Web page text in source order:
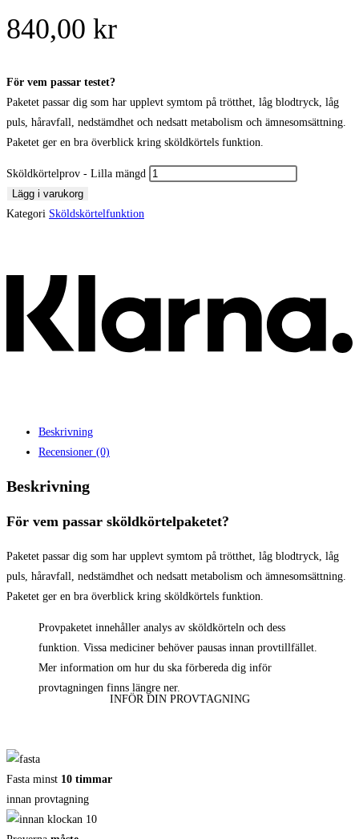
840,00 kr
För vem passar testet?
Paketet passar dig som har upplevt symtom på trötthet, låg blodtryck, låg
puls, håravfall, nedstämdhet och nedsatt metabolism och ämnesomsättning.
Paketet ger en bra överblick kring sköldkörtels funktion.
Sköldkörtelprov - Lilla mängd
Lägg i varukorg
Kategori Sköldskörtelfunktion
Beskrivning
Recensioner (0)
Beskrivning
För vem passar sköldkörtelpaketet?
Paketet passar dig som har upplevt symtom på trötthet, låg blodtryck, låg
puls, håravfall, nedstämdhet och nedsatt metabolism och ämnesomsättning.
Paketet ger en bra överblick kring sköldkörtels funktion.
Provpaketet innehåller analys av sköldkörteln och dess
funktion. Vissa mediciner behöver pausas innan provtillfället.
Mer information om hur du ska förbereda dig inför
provtagningen finns längre ner.
INFÖR DIN PROVTAGNING
Fasta minst 10 timmar
innan provtagning